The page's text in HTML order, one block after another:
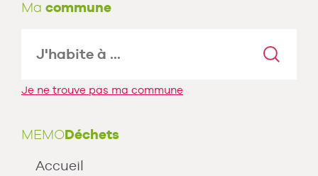
Ma commune
Je ne trouve pas ma commune
MEMODéchets
Accueil